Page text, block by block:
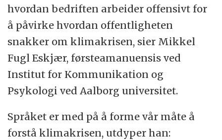
hvordan bedriften arbeider offensivt for
å påvirke hvordan offentligheten
snakker om klimakrisen, sier Mikkel
Fugl Eskjær, førsteamanuensis ved
Institut for Kommunikation og
Psykologi ved Aalborg universitet.
Språket er med på å forme vår måte å
forstå klimakrisen, utdyper han: